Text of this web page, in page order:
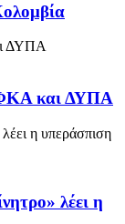
και ΔΥΠΑ
λέει η